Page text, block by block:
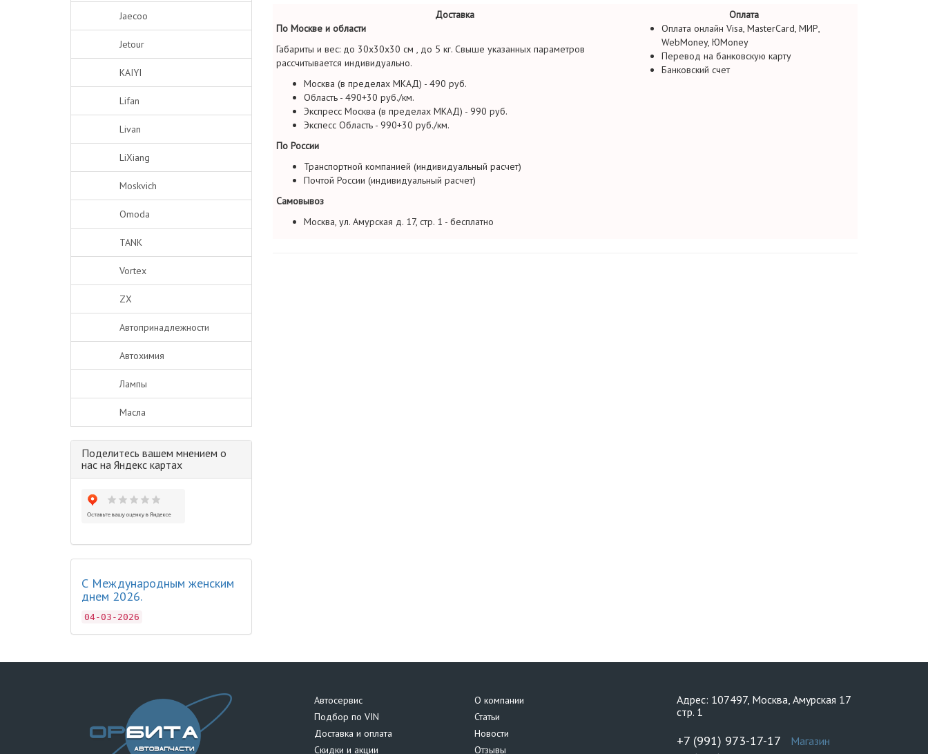
Jaecoo
Jetour
KAIYI
Lifan
Livan
LiXiang
Moskvich
Omoda
TANK
Vortex
ZX
Автопринадлежности
Автохимия
Лампы
Масла
Поделитесь вашем мнением о
нас на Яндекс картах
С Международным женским
днем 2026.
04-03-2026
Доставка
Оплата
По Москве и области
Габариты и вес: до 30х30х30 см , до 5 кг. Свыше указанных параметров
рассчитывается индивидуально.
Москва (в пределах МКАД) - 490 руб.
Область - 490+30 руб./км.
Экспресс Москва (в пределах МКАД) - 990 руб.
Экспесс Область - 990+30 руб./км.
По России
Транспортной компанией (индивидуальный расчет)
Почтой России (индивидуальный расчет)
Самовывоз
Москва, ул. Амурская д. 17, стр. 1 - бесплатно
Оплата онлайн Visa, MasterCard, МИР,
WebMoney, ЮMoney
Перевод на банковскую карту
Банковский счет
Автосервис
Подбор по VIN
Доставка и оплата
Скидки и акции
О компании
Статьи
Новости
Отзывы
Адрес: 107497, Москва, Амурская 17
стр. 1
+7 (991) 973-17-17 Магазин